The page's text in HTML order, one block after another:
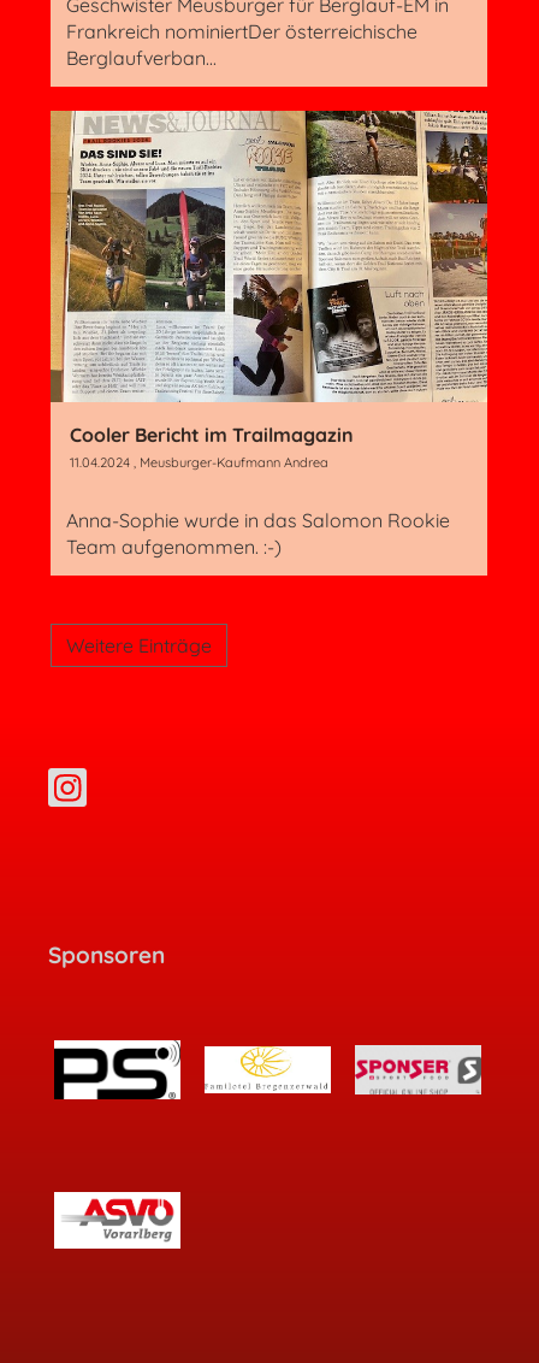
Frankreich nominiertDer österreichische
Berglaufverban...
Cooler Bericht im Trailmagazin
11.04.2024 , Meusburger-Kaufmann Andrea
Anna-Sophie wurde in das Salomon Rookie
Team aufgenommen. :-)
Weitere Einträge
Sponsoren